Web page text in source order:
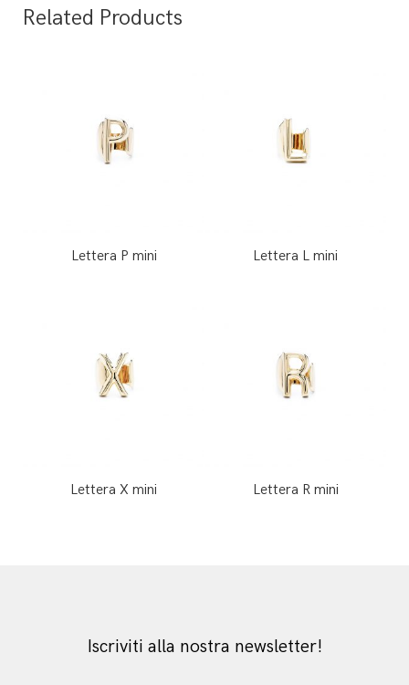
Related Products
Lettera P mini Lettera L mini
Lettera X mini Lettera R mini
Iscriviti alla nostra newsletter!